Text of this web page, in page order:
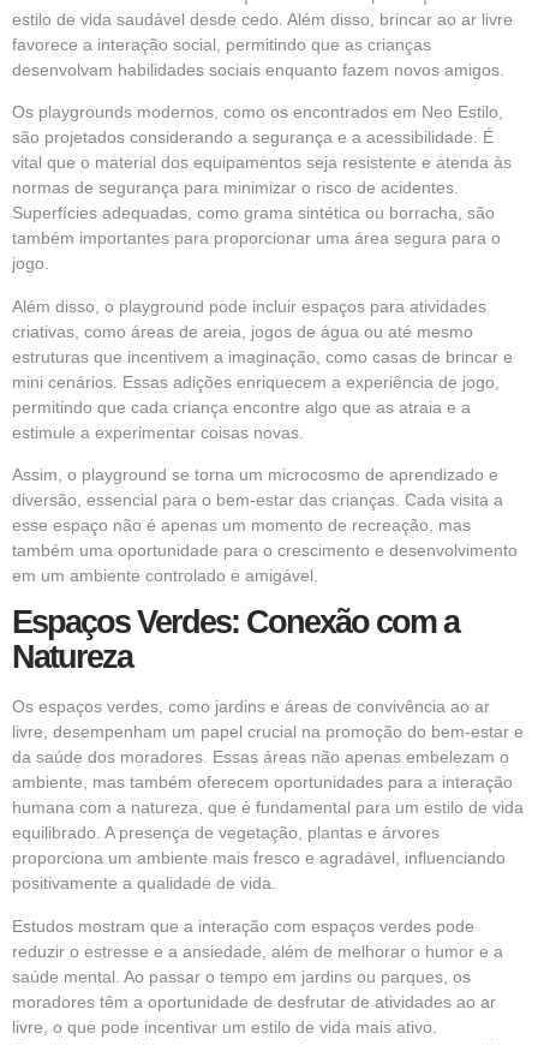
estilo de vida saudável desde cedo. Além disso, brincar ao ar livre
favorece a interação social, permitindo que as crianças
desenvolvam habilidades sociais enquanto fazem novos amigos.
Os playgrounds modernos, como os encontrados em Neo Estilo,
são projetados considerando a segurança e a acessibilidade. É
vital que o material dos equipamentos seja resistente e atenda às
normas de segurança para minimizar o risco de acidentes.
Superfícies adequadas, como grama sintética ou borracha, são
também importantes para proporcionar uma área segura para o
jogo.
Além disso, o playground pode incluir espaços para atividades
criativas, como áreas de areia, jogos de água ou até mesmo
estruturas que incentivem a imaginação, como casas de brincar e
mini cenários. Essas adições enriquecem a experiência de jogo,
permitindo que cada criança encontre algo que as atraia e a
estimule a experimentar coisas novas.
Assim, o playground se torna um microcosmo de aprendizado e
diversão, essencial para o bem-estar das crianças. Cada visita a
esse espaço não é apenas um momento de recreação, mas
também uma oportunidade para o crescimento e desenvolvimento
em um ambiente controlado e amigável.
Espaços Verdes: Conexão com a
Natureza
Os espaços verdes, como jardins e áreas de convivência ao ar
livre, desempenham um papel crucial na promoção do bem-estar e
da saúde dos moradores. Essas áreas não apenas embelezam o
ambiente, mas também oferecem oportunidades para a interação
humana com a natureza, que é fundamental para um estilo de vida
equilibrado. A presença de vegetação, plantas e árvores
proporciona um ambiente mais fresco e agradável, influenciando
positivamente a qualidade de vida.
Estudos mostram que a interação com espaços verdes pode
reduzir o estresse e a ansiedade, além de melhorar o humor e a
saúde mental. Ao passar o tempo em jardins ou parques, os
moradores têm a oportunidade de desfrutar de atividades ao ar
livre, o que pode incentivar um estilo de vida mais ativo.